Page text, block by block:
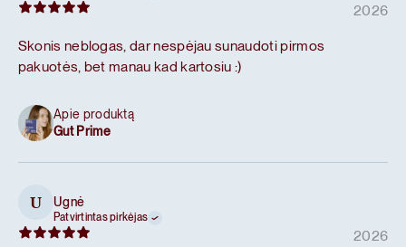
2026
Skonis neblogas, dar nespėjau sunaudoti pirmos
pakuotės, bet manau kad kartosiu :)
Apie produktą
Gut Prime
U Ugnė
Patvirtintas pirkėjas
2026